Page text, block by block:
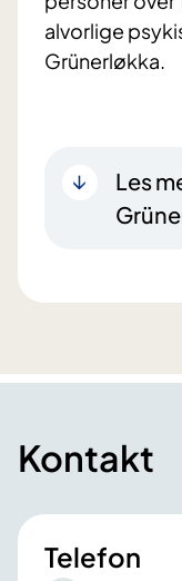
alvorlige
Grünerløkka.
Les
Kontakt
Telefon